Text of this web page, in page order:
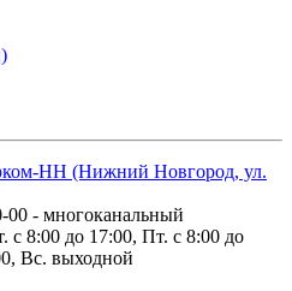
НН (Нижний Новгород, ул.
00 - многоканальный
с 8:00 до 17:00, Пт. с 8:00 до
Вс. выходной